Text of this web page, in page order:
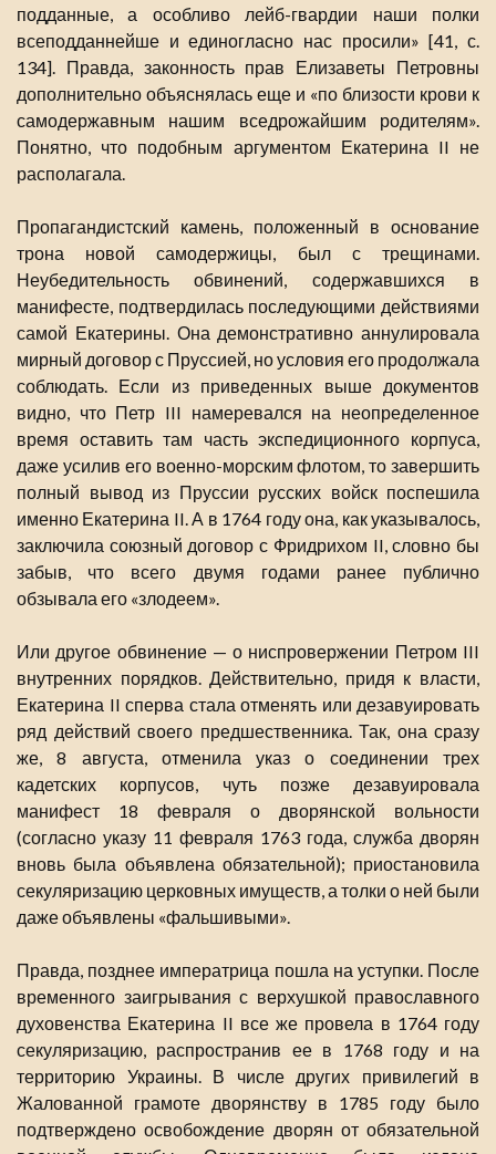
подданные, а особливо лейб-гвардии наши полки
всеподданнейше и единогласно нас просили» [41, с.
134]. Правда, законность прав Елизаветы Петровны
дополнительно объяснялась еще и «по близости крови к
самодержавным нашим вседрожайшим родителям».
Понятно, что подобным аргументом Екатерина II не
располагала.
Пропагандистский камень, положенный в основание
трона новой самодержицы, был с трещинами.
Неубедительность обвинений, содержавшихся в
манифесте, подтвердилась последующими действиями
самой Екатерины. Она демонстративно аннулировала
мирный договор с Пруссией, но условия его продолжала
соблюдать. Если из приведенных выше документов
видно, что Петр III намеревался на неопределенное
время оставить там часть экспедиционного корпуса,
даже усилив его военно-морским флотом, то завершить
полный вывод из Пруссии русских войск поспешила
именно Екатерина II. А в 1764 году она, как указывалось,
заключила союзный договор с Фридрихом II, словно бы
забыв, что всего двумя годами ранее публично
обзывала его «злодеем».
Или другое обвинение — о ниспровержении Петром III
внутренних порядков. Действительно, придя к власти,
Екатерина II сперва стала отменять или дезавуировать
ряд действий своего предшественника. Так, она сразу
же, 8 августа, отменила указ о соединении трех
кадетских корпусов, чуть позже дезавуировала
манифест 18 февраля о дворянской вольности
(согласно указу 11 февраля 1763 года, служба дворян
вновь была объявлена обязательной); приостановила
секуляризацию церковных имуществ, а толки о ней были
даже объявлены «фальшивыми».
Правда, позднее императрица пошла на уступки. После
временного заигрывания с верхушкой православного
духовенства Екатерина II все же провела в 1764 году
секуляризацию, распространив ее в 1768 году и на
территорию Украины. В числе других привилегий в
Жалованной грамоте дворянству в 1785 году было
подтверждено освобождение дворян от обязательной